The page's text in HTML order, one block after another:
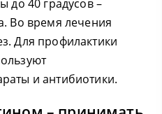
до 40 градусов –
Во время лечения
Для профилактики
и антибиотики.